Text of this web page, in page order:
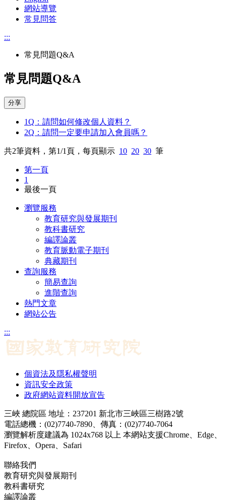
網站導覽
常見問答
:::
常見問題Q&A
常見問題Q&A
分享
1Q：請問如何修改個人資料？
2Q：請問一定要申請加入會員嗎？
共2筆資料，第1/1 頁，每頁顯示 10 20 30 筆
第一頁
1
最後一頁
瀏覽服務
教育研究與發展期刊
教科書研究
編譯論叢
教育脈動電子期刊
典藏期刊
查詢服務
簡易查詢
進階查詢
熱門文章
網站公告
:::
個資法及隱私權聲明
資訊安全政策
政府網站資料開放宣告
三峽 總院區 地址：237201 新北市三峽區三樹路2號
電話總機：(02)7740-7890、傳真：(02)7740-7064
瀏覽解析度建議為 1024x768 以上 本網站支援Chrome、Edge、
Firefox、Opera、Safari
聯絡我們
教育研究與發展期刊
教科書研究
編譯論叢